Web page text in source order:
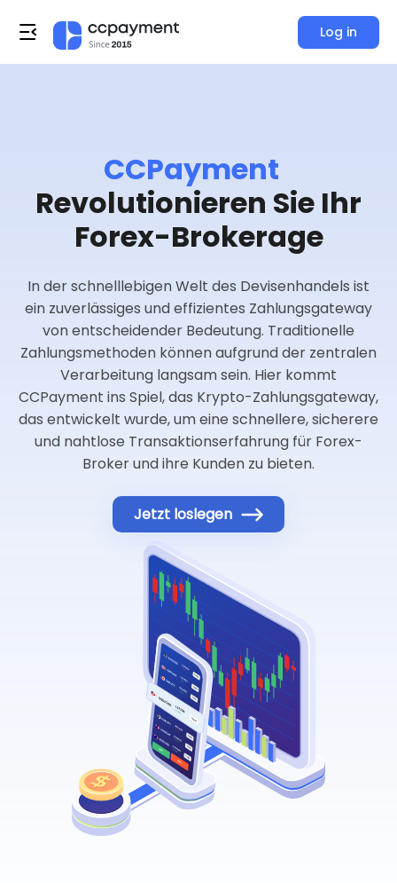
Log in
CCPayment
Revolutionieren Sie Ihr
Forex-Brokerage
In der schnelllebigen Welt des Devisenhandels ist
ein zuverlässiges und effizientes Zahlungsgateway
von entscheidender Bedeutung. Traditionelle
Zahlungsmethoden können aufgrund der zentralen
Verarbeitung langsam sein. Hier kommt
CCPayment ins Spiel, das Krypto-Zahlungsgateway,
das entwickelt wurde, um eine schnellere, sicherere
und nahtlose Transaktionserfahrung für Forex-
Broker und ihre Kunden zu bieten.
Jetzt loslegen